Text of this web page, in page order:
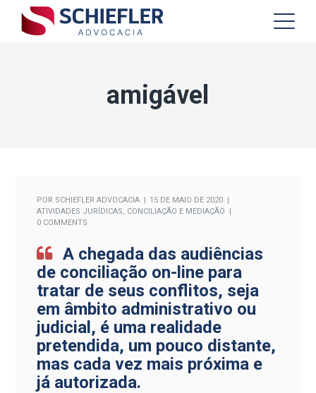
amigável
POR SCHIEFLER ADVOCACIA
15 DE MAIO DE 2020
ATIVIDADES JURÍDICAS, CONCILIAÇÃO E MEDIAÇÃO
0 COMMENTS
A chegada das audiências
de conciliação on-line para
tratar de seus conflitos, seja
em âmbito administrativo ou
judicial, é uma realidade
pretendida, um pouco distante,
mas cada vez mais próxima e
já autorizada.